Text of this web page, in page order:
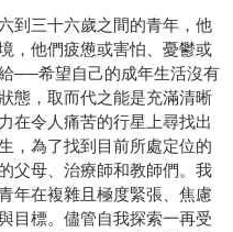
到三十六歲之間的青年，他
，他們疲憊或害怕、憂鬱或
──希望自己的成年生活沒有
態，取而代之能是充滿清晰
在令人痛苦的行星上尋找出
，為了找到目前所處定位的
父母、治療師和教師們。我
年在複雜且極度緊張、焦慮
目標。儘管自我探索一再受